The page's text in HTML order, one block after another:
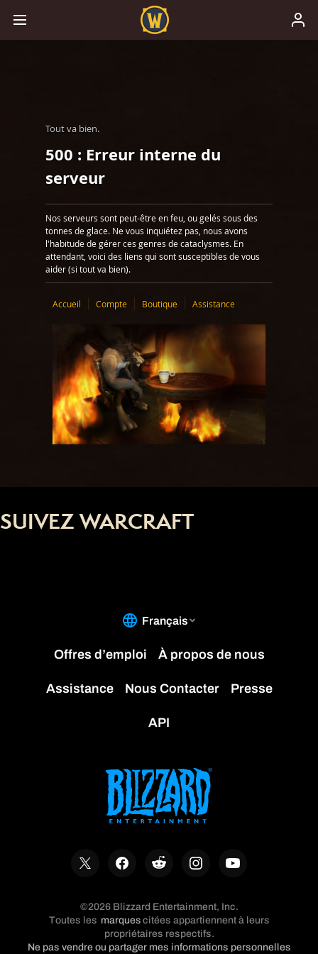
Tout va bien.
500 : Erreur interne du
serveur
Nos serveurs sont peut-être en feu, ou gelés sous des
tonnes de glace. Ne vous inquiétez pas, nous avons
l'habitude de gérer ces genres de cataclysmes. En
attendant, voici des liens qui sont susceptibles de vous
aider (si tout va bien).
Accueil Compte Boutique Assistance
SUIVEZ WARCRAFT